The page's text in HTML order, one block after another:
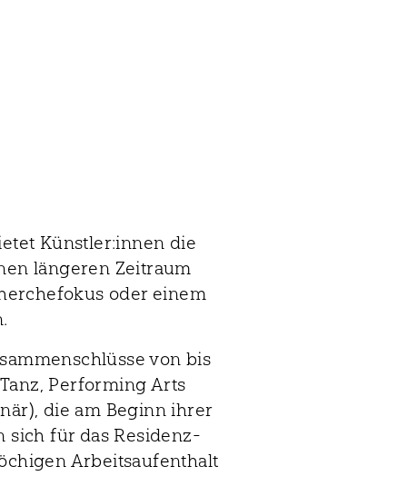
Künstler:innen die
längeren Zeitraum
oder einem
von bis
Performing Arts
die am Beginn ihrer
sich für das Residenz-
Arbeitsaufenthalt